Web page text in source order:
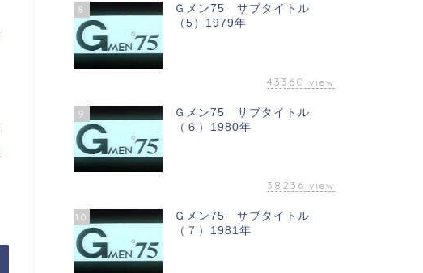
8
Ｇメン75 サブタイトル
（5）1979年
43360 view
9
Ｇメン75 サブタイトル
（６）1980年
38236 view
10
Ｇメン75 サブタイトル
（７）1981年